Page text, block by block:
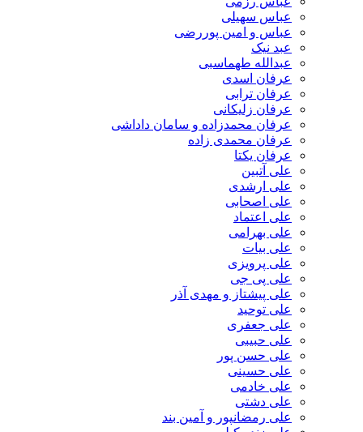
عباس سهیلی
عباس و امین پوررضی
عبد نیک
عبدالله طهماسبی‎
عرفان اسدی
عرفان ترابی
عرفان زلیکانی
عرفان محمدزاده و سامان داداشی
عرفان محمدی زاده
عرفان یکتا
علی آتبین
علی ارشدی
علی اصحابی
علی اعتماد
علی بهرامی
علی بیات
علی پرویزی
علی پی جی
علی پیشتاز و مهدی آذر
علی توحید
علی جعفری
علی حبیبی
علی حسن پور
علی حسینی
علی خادمی
علی دشتی
علی رمضانپور و آمین بند